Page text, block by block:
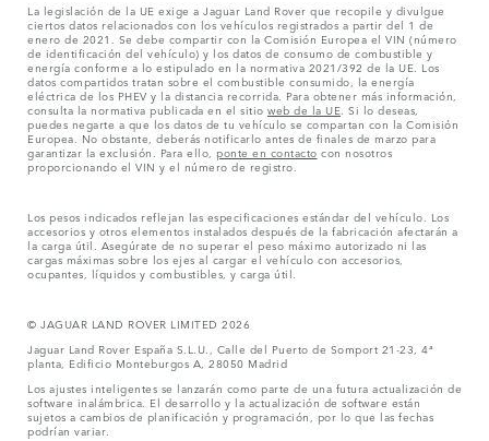
La legislación de la UE exige a Jaguar Land Rover que recopile y divulgue
ciertos datos relacionados con los vehículos registrados a partir del 1 de
enero de 2021. Se debe compartir con la Comisión Europea el VIN (número
de identificación del vehículo) y los datos de consumo de combustible y
energía conforme a lo estipulado en la normativa 2021/392 de la UE. Los
datos compartidos tratan sobre el combustible consumido, la energía
eléctrica de los PHEV y la distancia recorrida. Para obtener más información,
consulta la normativa publicada en el sitio web de la UE . Si lo deseas,
puedes negarte a que los datos de tu vehículo se compartan con la Comisión
Europea. No obstante, deberás notificarlo antes de finales de marzo para
garantizar la exclusión. Para ello, ponte en contacto con nosotros
proporcionando el VIN y el número de registro.
Los pesos indicados reflejan las especificaciones estándar del vehículo. Los
accesorios y otros elementos instalados después de la fabricación afectarán a
la carga útil. Asegúrate de no superar el peso máximo autorizado ni las
cargas máximas sobre los ejes al cargar el vehículo con accesorios,
ocupantes, líquidos y combustibles, y carga útil.
© JAGUAR LAND ROVER LIMITED 2026
Jaguar Land Rover España S.L.U., Calle del Puerto de Somport 21-23, 4ª
planta, Edificio Monteburgos A, 28050 Madrid
Los ajustes inteligentes se lanzarán como parte de una futura actualización de
software inalámbrica. El desarrollo y la actualización de software están
sujetos a cambios de planificación y programación, por lo que las fechas
podrían variar.